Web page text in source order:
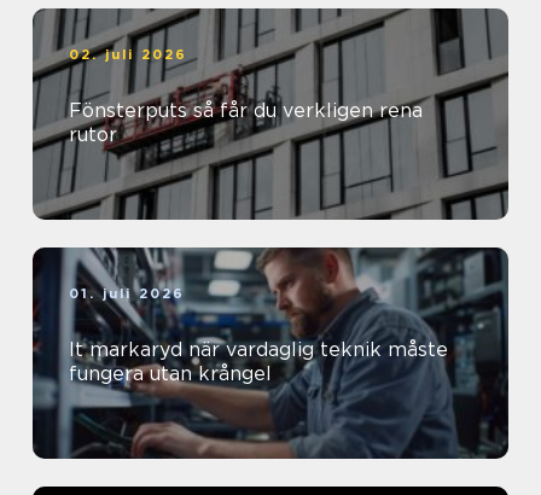
02. juli 2026
Fönsterputs så får du verkligen rena
rutor
01. juli 2026
It markaryd när vardaglig teknik måste
fungera utan krångel